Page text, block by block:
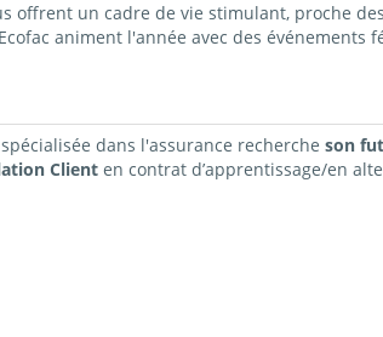
offrent un cadre de vie stimulant, proche
animent l'année avec des
dans l'assurance recherche son
Clienten contrat d’apprentissage/en